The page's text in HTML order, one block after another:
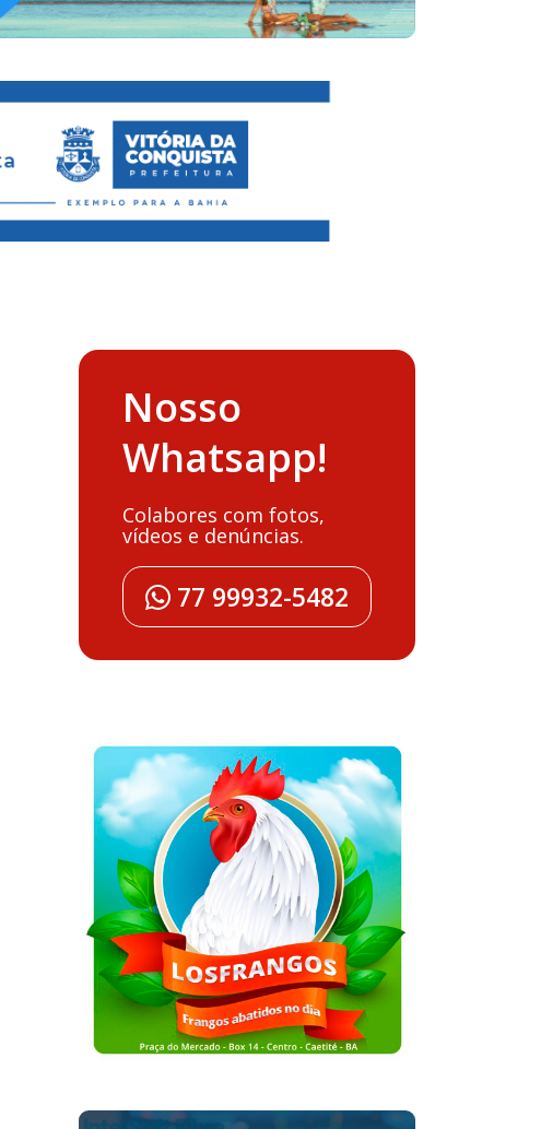
Nosso
Whatsapp!
Colabores com fotos,
vídeos e denúncias.
77 99932-5482